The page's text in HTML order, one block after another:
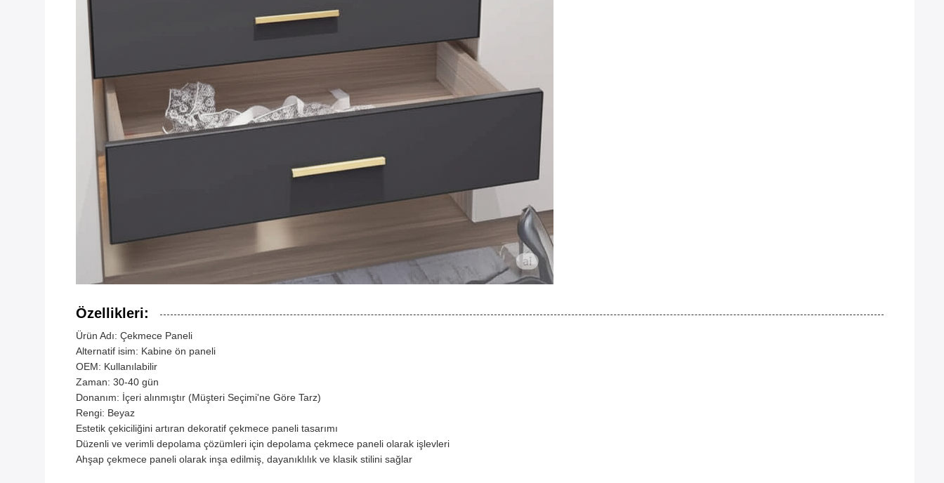
Özellikleri:
Ürün Adı: Çekmece Paneli
Alternatif isim: Kabine ön paneli
OEM: Kullanılabilir
Zaman: 30-40 gün
Donanım: İçeri alınmıştır (Müşteri Seçimi'ne Göre Tarz)
Rengi: Beyaz
Estetik çekiciliğini artıran dekoratif çekmece paneli tasarımı
Düzenli ve verimli depolama çözümleri için depolama çekmece paneli olarak işlevleri
Ahşap çekmece paneli olarak inşa edilmiş, dayanıklılık ve klasik stilini sağlar